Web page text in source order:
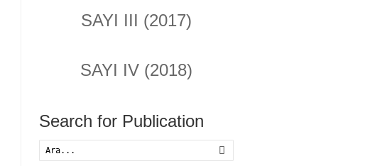
SAYI III (2017)
SAYI IV (2018)
Search for Publication